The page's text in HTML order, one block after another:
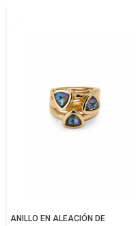
ANILLO EN ALEACIÓN DE